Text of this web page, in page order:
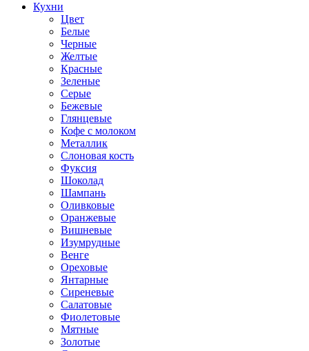
Кухни
Цвет
Белые
Черные
Желтые
Красные
Зеленые
Серые
Бежевые
Глянцевые
Кофе с молоком
Металлик
Слоновая кость
Фуксия
Шоколад
Шампань
Оливковые
Оранжевые
Вишневые
Изумрудные
Венге
Ореховые
Янтарные
Сиреневые
Салатовые
Фиолетовые
Мятные
Золотые